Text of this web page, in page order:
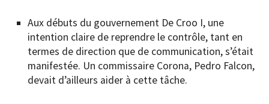
Aux débuts du gouvernement De Croo I, une
intention claire de reprendre le contrôle, tant en
termes de direction que de communication, s’était
manifestée. Un commissaire Corona, Pedro Falcon,
devait d’ailleurs aider à cette tâche.